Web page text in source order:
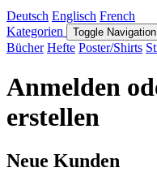
Deutsch Englisch French
Kategorien
Toggle Navigation
Bücher Hefte Poster/Shirts
Anmelden
erstellen
Neue Kunden